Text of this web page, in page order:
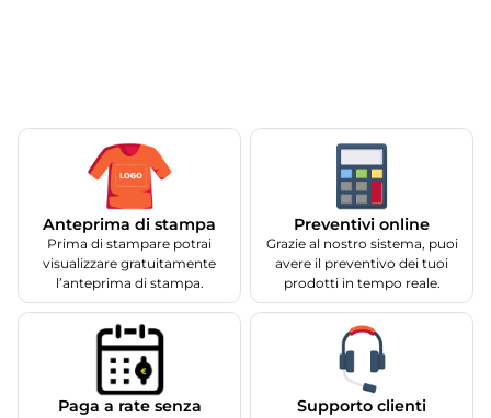
Anteprima di stampa
Prima di stampare potrai
visualizzare gratuitamente
l’anteprima di stampa.
Preventivi online
Grazie al nostro sistema, puoi
avere il preventivo dei tuoi
prodotti in tempo reale.
Paga a rate senza
Supporto clienti